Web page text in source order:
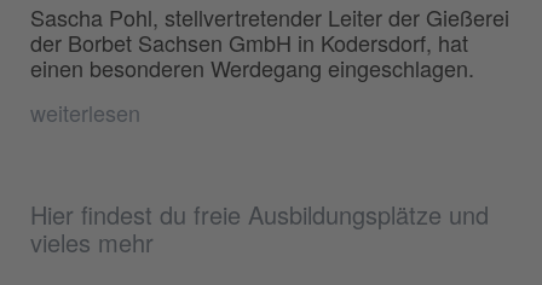
Hier findest du freie Ausbildungsplätze und
vieles mehr
Sascha Pohl, stellvertretender Leiter der Gießerei
der Borbet Sachsen GmbH in Kodersdorf, hat
einen besonderen Werdegang eingeschlagen.
weiterlesen